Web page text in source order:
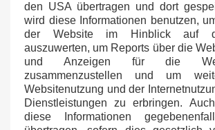
den USA übertragen und dort
wird diese Informationen benutzen,
der Website im Hinblick auf
auszuwerten, um Reports über die
und Anzeigen für die
zusammenzustellen und um
Websitenutzung und der
Dienstleistungen zu erbringen.
diese Informationen